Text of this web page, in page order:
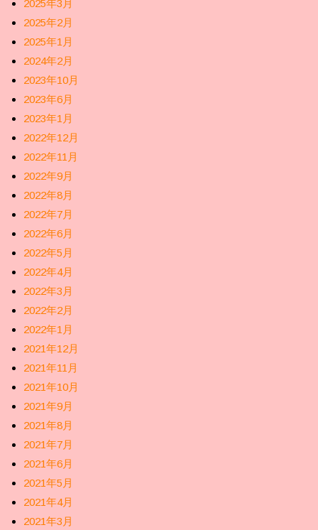
2025年3月
2025年2月
2025年1月
2024年2月
2023年10月
2023年6月
2023年1月
2022年12月
2022年11月
2022年9月
2022年8月
2022年7月
2022年6月
2022年5月
2022年4月
2022年3月
2022年2月
2022年1月
2021年12月
2021年11月
2021年10月
2021年9月
2021年8月
2021年7月
2021年6月
2021年5月
2021年4月
2021年3月